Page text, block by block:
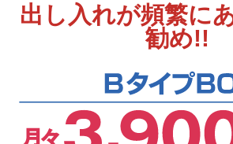
出し入れが頻繁に
勧め!!